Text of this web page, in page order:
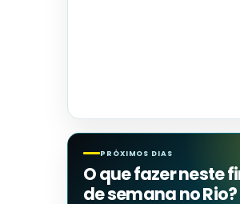
PRÓXIMOS DIAS
O que fazer neste
de semana no Rio?